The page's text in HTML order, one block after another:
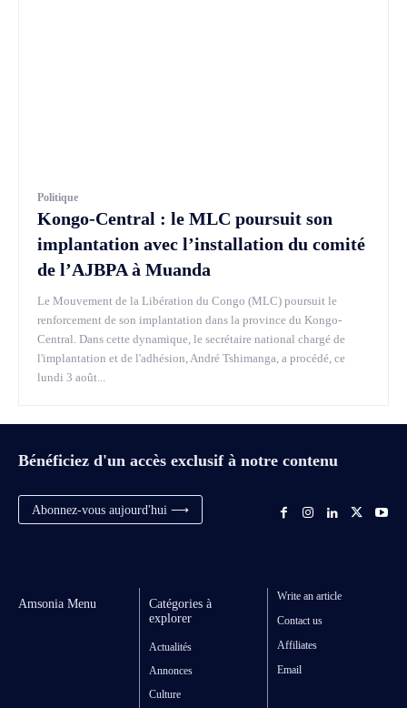
Politique
Kongo-Central : le MLC poursuit son
implantation avec l’installation du comité
de l’AJBPA à Muanda
Le Mouvement de la Libération du Congo (MLC) poursuit le
renforcement de son implantation dans la province du Kongo-
Central. Dans cette dynamique, le secrétaire national chargé de
l'implantation et de l'adhésion, André Tshimanga, a procédé, ce
lundi 3 août...
Bénéficiez d'un accès exclusif à notre contenu
Abonnez-vous aujourd'hui ⟶
Amsonia Menu
Catégories à
explorer
Actualités
Annonces
Culture
Write an article
Contact us
Affiliates
Email